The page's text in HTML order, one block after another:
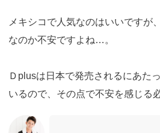
メキシコで人気なのはいいですが
なのか不安ですよね…。
Ｄplusは日本で発売されるにあた
いるので、その点で不安を感じる